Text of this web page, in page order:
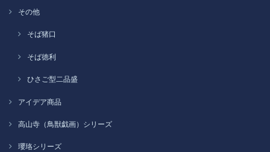
その他
そば猪口
そば徳利
ひさご型二品盛
アイデア商品
高山寺（鳥獣戯画）シリーズ
瓔珞シリーズ